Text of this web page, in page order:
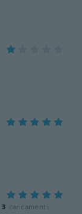
3 caricamenti